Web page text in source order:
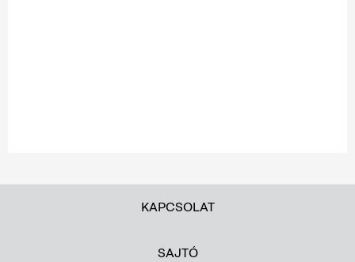
KAPCSOLAT
SAJTÓ